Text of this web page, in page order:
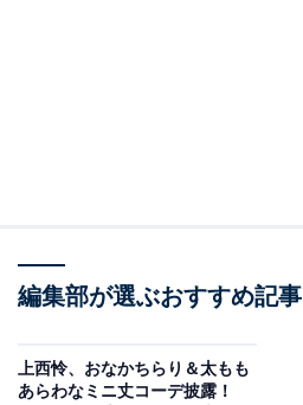
編集部が選ぶおすすめ記事
上西怜、おなかちらり＆太もも
あらわなミニ丈コーデ披露！